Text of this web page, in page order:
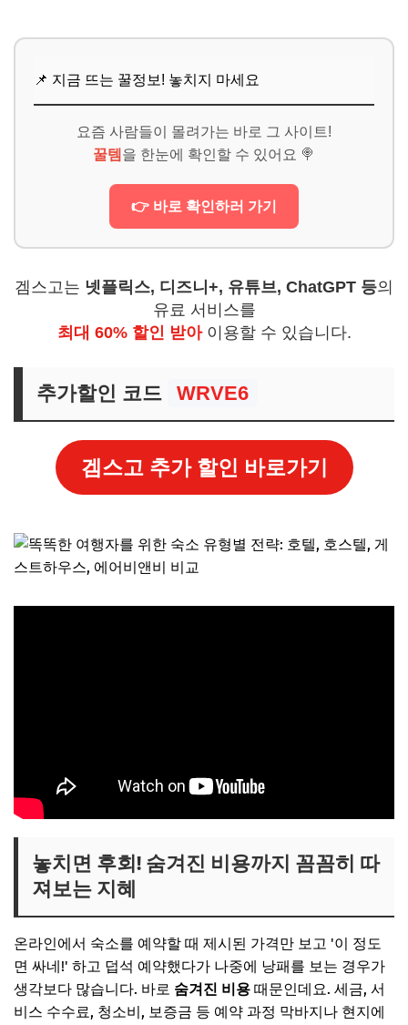
📌 지금 뜨는 꿀정보! 놓치지 마세요
요즘 사람들이 몰려가는 바로 그 사이트!
꿀템 을 한눈에 확인할 수 있어요 🍭
👉 바로 확인하러 가기
겜스고는 넷플릭스, 디즈니+, 유튜브, ChatGPT 등의
유료 서비스를
최대 60% 할인 받아이용할 수 있습니다.
추가할인 코드 WRVE6
겜스고 추가 할인 바로가기
놓치면 후회! 숨겨진 비용까지 꼼꼼히 따
져보는 지혜
온라인에서 숙소를 예약할 때 제시된 가격만 보고 '이 정도
면 싸네!' 하고 덥석 예약했다가 나중에 낭패를 보는 경우가
생각보다 많습니다. 바로 숨겨진 비용 때문인데요. 세금, 서
비스 수수료, 청소비, 보증금 등 예약 과정 막바지나 현지에